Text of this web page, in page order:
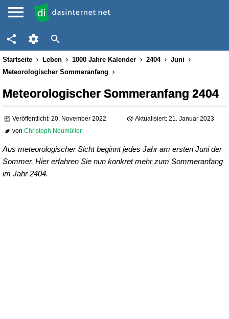
Startseite Leben 1000 Jahre Kalender 2404
Juni
Meteorologischer Sommeranfang
Meteorologischer Sommeranfang 2404
Veröffentlicht: 20. November 2022
Aktualisiert: 21. Januar 2023
vonChristoph Neumüller
Aus meteorologischer Sicht beginnt jedes Jahr am ersten Juni der
Sommer. Hier erfahren Sie nun konkret mehr zum Sommeranfang
im Jahr 2404.